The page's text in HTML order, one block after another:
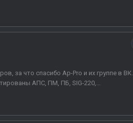
за что спасибо Ap-Pro и их группе в ВК.
АПС, ПМ, ПБ, SIG-220,...